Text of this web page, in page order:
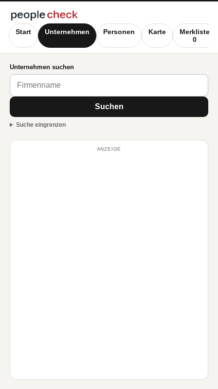
Start Unternehmen Personen Karte
Merkliste
0
Unternehmen suchen
Suchen
Suche eingrenzen
ANZEIGE